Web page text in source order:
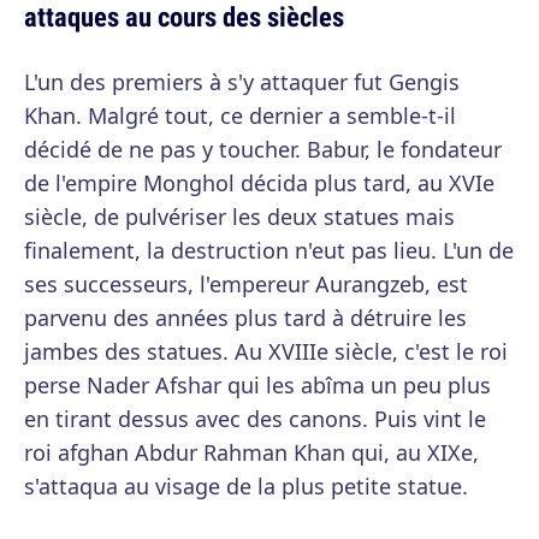
attaques au cours des siècles
L'un des premiers à s'y attaquer fut Gengis
Khan. Malgré tout, ce dernier a semble-t-il
décidé de ne pas y toucher. Babur, le fondateur
de l'empire Monghol décida plus tard, au XVIe
siècle, de pulvériser les deux statues mais
finalement, la destruction n'eut pas lieu. L'un de
ses successeurs, l'empereur Aurangzeb, est
parvenu des années plus tard à détruire les
jambes des statues. Au XVIIIe siècle, c'est le roi
perse Nader Afshar qui les abîma un peu plus
en tirant dessus avec des canons. Puis vint le
roi afghan Abdur Rahman Khan qui, au XIXe,
s'attaqua au visage de la plus petite statue.